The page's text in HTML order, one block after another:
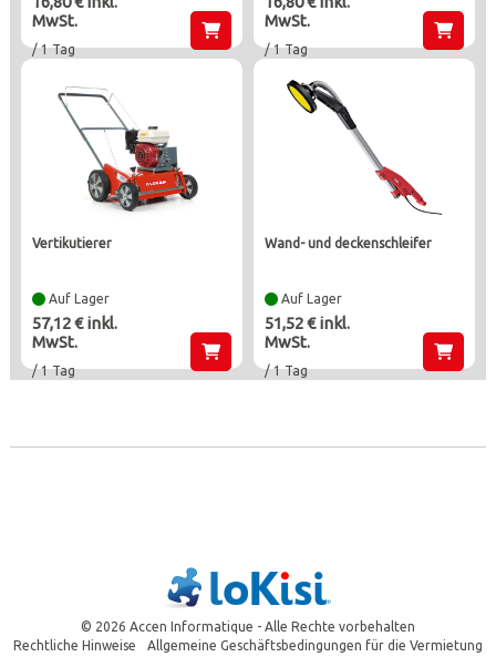
MwSt.
/ 1 Tag
MwSt.
/ 1 Tag
vertikutierer
Auf Lager
57,12 € inkl.
MwSt.
/ 1 Tag
wand- und deckenschleifer
Auf Lager
51,52 € inkl.
MwSt.
/ 1 Tag
© 2026 Accen Informatique - Alle Rechte vorbehalten
Rechtliche Hinweise
Allgemeine Geschäftsbedingungen für die Vermietung